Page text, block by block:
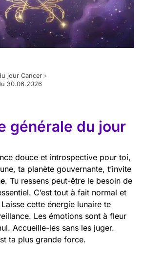
jour Cancer >
30.06.2026
générale du jour
douce et introspective pour toi,
ta planète gouvernante, t’invite
. Tu ressens peut-être le besoin de
C’est tout à fait normal et
cette énergie lunaire te
Les émotions sont à fleur
Accueille-les sans les juger.
ta plus grande force.